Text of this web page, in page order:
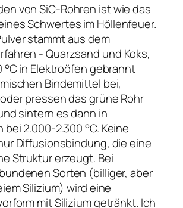
von SiC-Rohren ist wie das
Schwertes im Höllenfeuer.
stammt aus dem
- Quarzsand und Koks,
°C in Elektroöfen gebrannt
Bindemittel bei,
pressen das grüne Rohr
sintern es dann in
2.000-2.300 °C. Keine
Diffusionsbindung, die eine
Struktur erzeugt. Bei
Sorten (billiger, aber
Silizium) wird eine
mit Silizium getränkt. Ich